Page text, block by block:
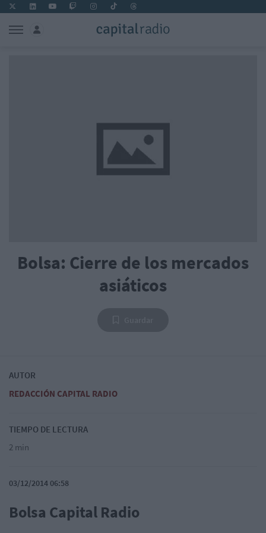
Bolsa: Cierre de los mercados
asiáticos
AUTOR
REDACCIÓN CAPITAL RADIO
TIEMPO DE LECTURA
2 min
03/12/2014 06:58
Bolsa Capital Radio